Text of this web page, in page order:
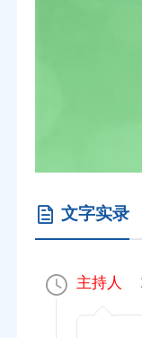
文字实录
主持人